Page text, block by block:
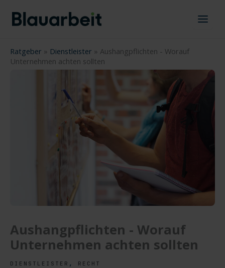
Inhalt
springen
Ratgeber » Dienstleister » Aushangpflichten - Worauf
Unternehmen achten sollten
Aushangpflichten - Worauf
Unternehmen achten sollten
DIENSTLEISTER , RECHT